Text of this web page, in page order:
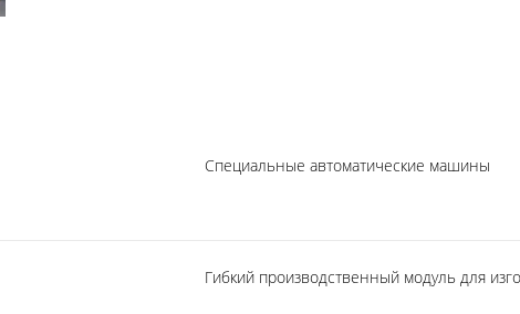
Специальные автоматические машины
Гибкий производственный модуль для